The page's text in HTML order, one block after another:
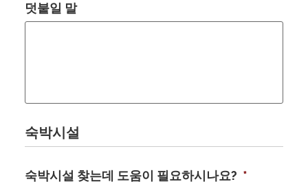
덧붙일 말
숙박시설
숙박시설 찾는데 도움이 필요하시나요? *